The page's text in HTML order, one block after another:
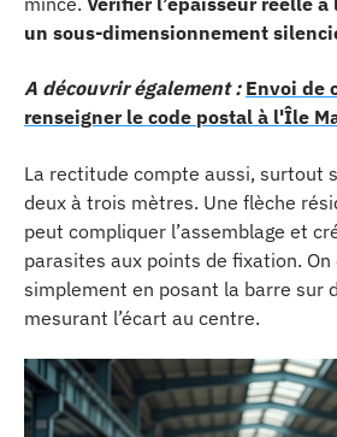
un sous-dimensionnement
A découvrir également : Envoi de
renseigner le code postal à l'Île
La rectitude compte aussi, surtout
deux à trois mètres. Une flèche
peut compliquer l’assemblage et
parasites aux points de fixation.
simplement en posant la barre sur
mesurant l’écart au centre.